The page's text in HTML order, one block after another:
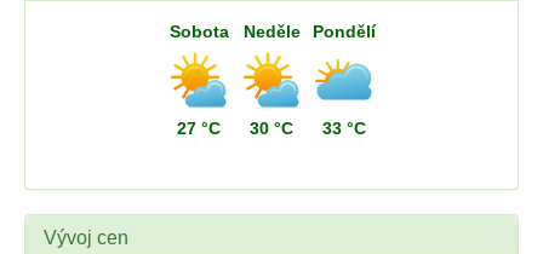
Sobota
27 °C
Neděle
30 °C
Pondělí
33 °C
Vývoj cen